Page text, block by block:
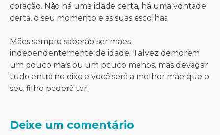
coração. Não há uma idade certa, há uma vontade
certa, o seu momento e as suas escolhas.
Mães sempre saberão ser mães
independentemente de idade. Talvez demorem
um pouco mais ou um pouco menos, mas devagar
tudo entra no eixo e você será a melhor mãe que o
seu filho poderá ter.
Deixe um comentário